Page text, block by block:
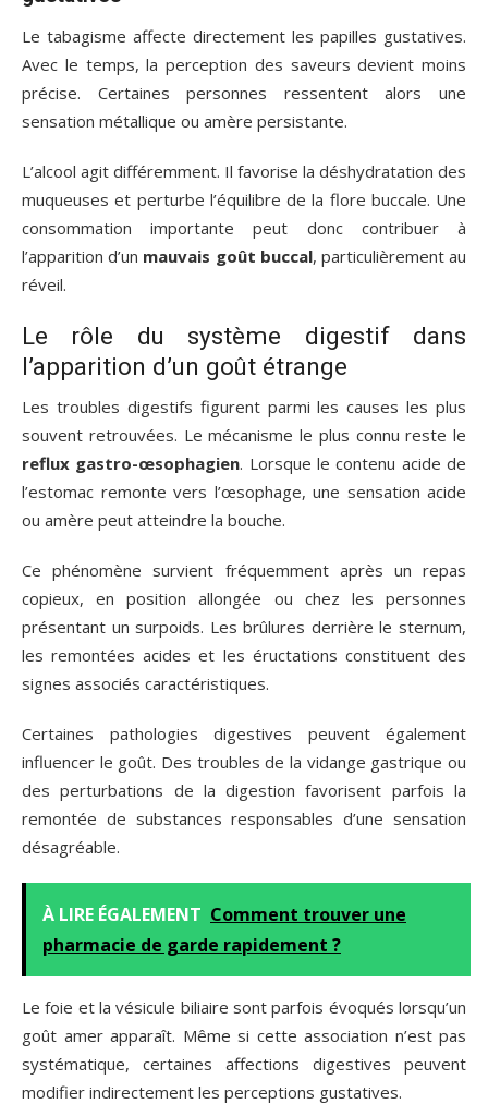
Le tabagisme affecte directement les papilles gustatives.
Avec le temps, la perception des saveurs devient moins
précise. Certaines personnes ressentent alors une
sensation métallique ou amère persistante.
L’alcool agit différemment. Il favorise la déshydratation des
muqueuses et perturbe l’équilibre de la flore buccale. Une
consommation importante peut donc contribuer à
l’apparition d’un mauvais goût buccal, particulièrement au
réveil.
Le rôle du système digestif dans
l’apparition d’un goût étrange
Les troubles digestifs figurent parmi les causes les plus
souvent retrouvées. Le mécanisme le plus connu reste le
reflux gastro-œsophagien. Lorsque le contenu acide de
l’estomac remonte vers l’œsophage, une sensation acide
ou amère peut atteindre la bouche.
Ce phénomène survient fréquemment après un repas
copieux, en position allongée ou chez les personnes
présentant un surpoids. Les brûlures derrière le sternum,
les remontées acides et les éructations constituent des
signes associés caractéristiques.
Certaines pathologies digestives peuvent également
influencer le goût. Des troubles de la vidange gastrique ou
des perturbations de la digestion favorisent parfois la
remontée de substances responsables d’une sensation
désagréable.
À LIRE ÉGALEMENT Comment trouver une
pharmacie de garde rapidement ?
Le foie et la vésicule biliaire sont parfois évoqués lorsqu’un
goût amer apparaît. Même si cette association n’est pas
systématique, certaines affections digestives peuvent
modifier indirectement les perceptions gustatives.